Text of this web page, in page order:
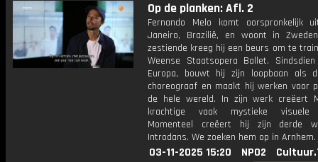
Op de planken: Afl. 2
Fernando Melo komt oorspronkelijk
Janeiro, Brazilië, en woont in
zestiende kreeg hij een beurs om te
Weense Staatsopera Ballet.
Europa, bouwt hij zijn loopbaan als
choreograaf en maakt hij werken voor
de hele wereld. In zijn werk creëert
krachtige vaak mystieke visuele
Momenteel creëert hij zijn derde
Introdans. We zoeken hem op in Arnhem.
03-11-2025 15:20 NPO2